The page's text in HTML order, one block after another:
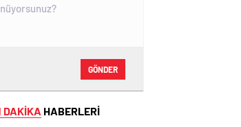
GÖNDER
DAKİKA HABERLERİ